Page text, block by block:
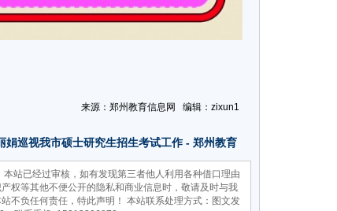
来源：郑州教育信息网 编辑：zixun1
娟巡视我市硕士研究生招生考试工作 - 郑州教育
站已经过审核，如有发现第三者他人利用各种借口理由
权等其他不便公开的隐私和商业信息时，敬请及时与我
不负任何责任，特此声明！ 本站联系处理方式：图文发